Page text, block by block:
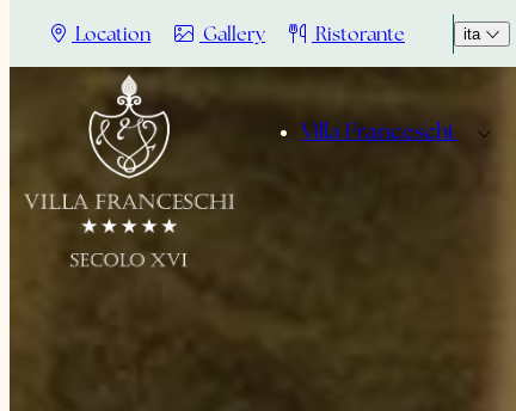
Location Gallery Ristorante ita
Villa Franceschi